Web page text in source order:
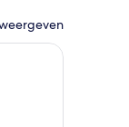
bed, een bureau